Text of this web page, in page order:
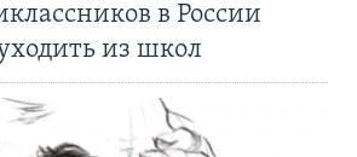
в России
из школ